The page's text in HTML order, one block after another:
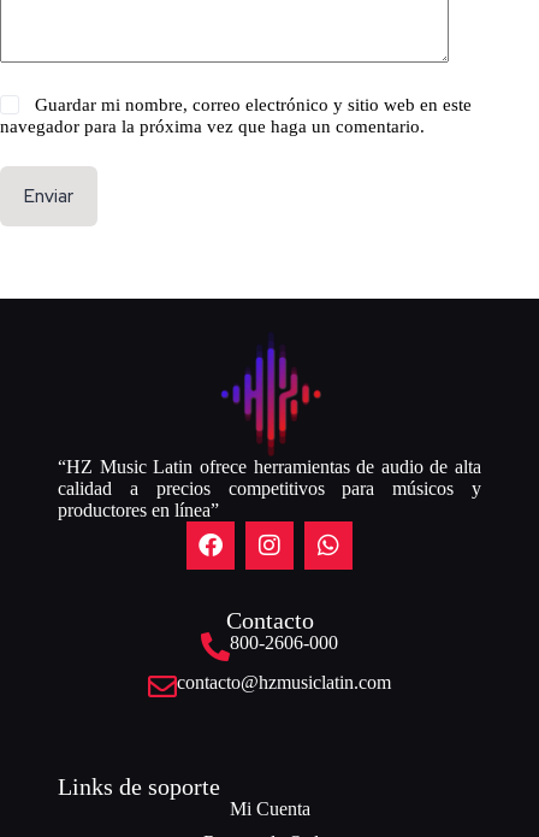
Guardar mi nombre, correo electrónico y sitio web en este
navegador para la próxima vez que haga un comentario.
Enviar
“HZ Music Latin ofrece herramientas de audio de alta
calidad a precios competitivos para músicos y
productores en línea”
Contacto
800-2606-000
contacto@hzmusiclatin.com
Links de soporte
Mi Cuenta